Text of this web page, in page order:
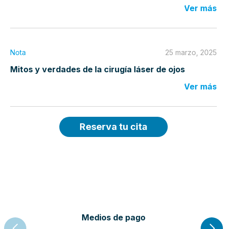
Ver más
Nota 25 marzo, 2025
Mitos y verdades de la cirugía láser de ojos
Ver más
Reserva tu cita
Medios de pago